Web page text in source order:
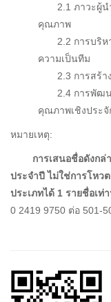
2.1 ภาวะผู้นำ
คุณภาพ
2.2 การบริหา
ความเป็นทีม
2.3 การสร้าง
2.4 การพัฒนา
คุณภาพเชิงประจั
หมายเหตุ:
การเสนอชื่อดังก
ประจำปี ไม่ใช่การโหว
ประเภทได้ 1 รายชื่อเท่
0 2419 9750 ต่อ 501-